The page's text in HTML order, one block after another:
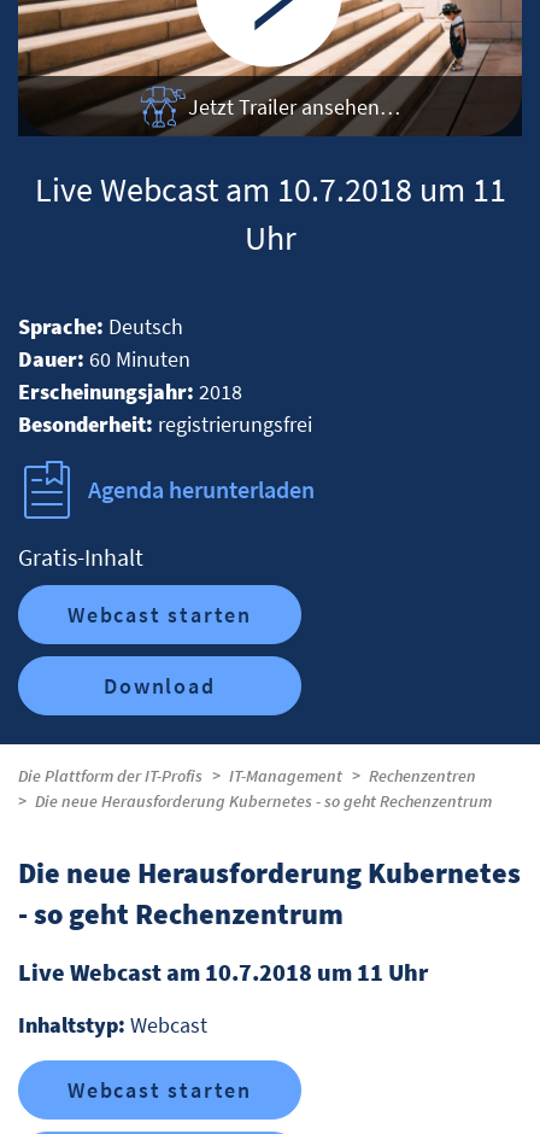
Jetzt Trailer ansehen…
Live Webcast am 10.7.2018 um 11
Uhr
Sprache: Deutsch
Dauer: 60 Minuten
Erscheinungsjahr: 2018
Besonderheit: registrierungsfrei
Agenda herunterladen
Gratis-Inhalt
Webcast starten
Download
Die Plattform der IT-Profis IT-Management
Rechenzentren
Die neue Herausforderung Kubernetes - so geht Rechenzentrum
Die neue Herausforderung Kubernetes
- so geht Rechenzentrum
Live Webcast am 10.7.2018 um 11 Uhr
Inhaltstyp: Webcast
Webcast starten